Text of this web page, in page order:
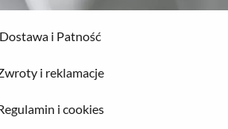
Dostawa i Patność
i reklamacje
i cookies